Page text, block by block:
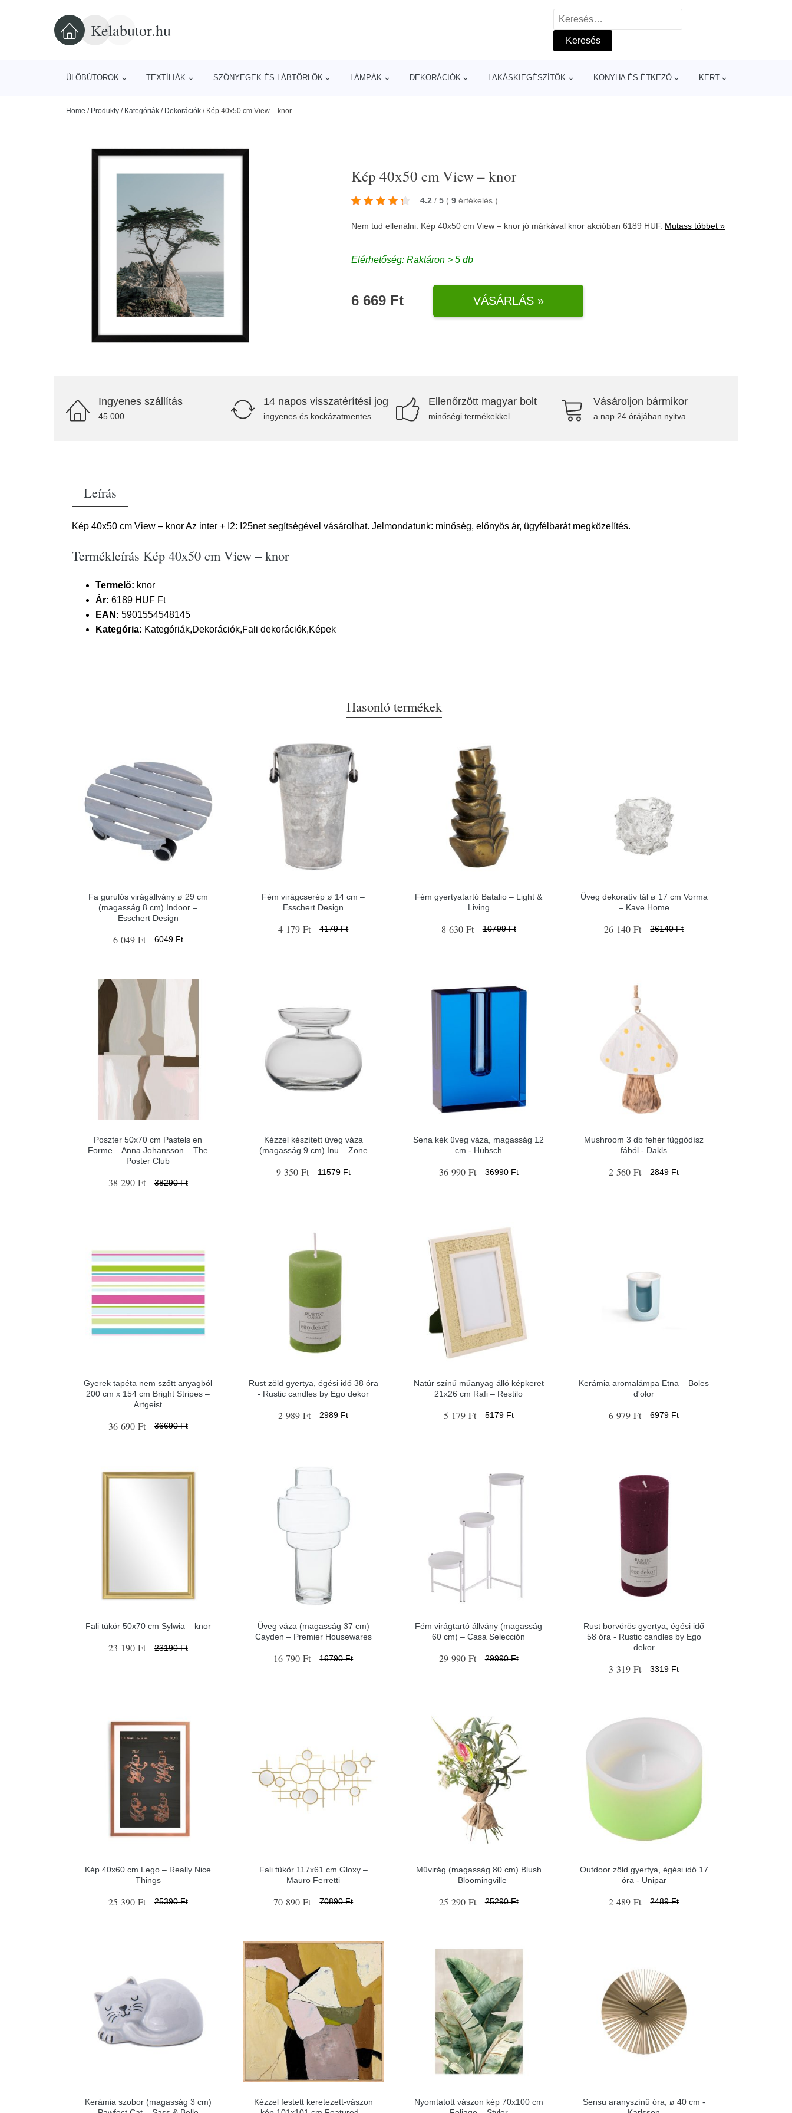
Kelabutor.hu
Keresés:
ÜLŐBÚTOROK TEXTÍLIÁK SZŐNYEGEK ÉS LÁBTÖRLŐK LÁMPÁK DEKORÁCIÓK LAKÁSKIEGÉSZÍTŐK KONYHA ÉS ÉTKEZŐ KERT
Home / Produkty / Kategóriák / Dekorációk / Kép 40x50 cm View – knor
Kép 40x50 cm View – knor
4.2 / 5 ( 9 értékelés)
Nem tud ellenálni: Kép 40x50 cm View – knor jó márkával knor akcióban 6189 HUF. Mutass többet »
Elérhetőség: Raktáron > 5 db
6 669 Ft VÁSÁRLÁS »
Ingyenes szállítás
45.000
14 napos visszatérítési jog
ingyenes és kockázatmentes
Ellenőrzött magyar bolt
minőségi termékekkel
Vásároljon bármikor
a nap 24 órájában nyitva
Leírás
Kép 40x50 cm View – knor Az inter + I2: I25net segítségével vásárolhat. Jelmondatunk: minőség, előnyös ár, ügyfélbarát megközelítés.
Termékleírás Kép 40x50 cm View – knor
Termelő: knor
Ár: 6189 HUF Ft
EAN: 5901554548145
Kategória: Kategóriák,Dekorációk,Fali dekorációk,Képek
Hasonló termékek
Fa gurulós virágállvány ø 29 cm
(magasság 8 cm) Indoor –
Esschert Design
6 049 Ft 6049 Ft
Fém virágcserép ø 14 cm –
Esschert Design
4 179 Ft 4179 Ft
Fém gyertyatartó Batalio – Light &
Living
8 630 Ft 10799 Ft
Üveg dekoratív tál ø 17 cm Vorma
– Kave Home
26 140 Ft 26140 Ft
Poszter 50x70 cm Pastels en
Forme – Anna Johansson – The
Poster Club
38 290 Ft 38290 Ft
Kézzel készített üveg váza
(magasság 9 cm) Inu – Zone
9 350 Ft 11579 Ft
Sena kék üveg váza, magasság 12
cm - Hübsch
36 990 Ft 36990 Ft
Mushroom 3 db fehér függődísz
fából - Dakls
2 560 Ft 2849 Ft
Gyerek tapéta nem szőtt anyagból
200 cm x 154 cm Bright Stripes –
Artgeist
36 690 Ft 36690 Ft
Rust zöld gyertya, égési idő 38 óra
- Rustic candles by Ego dekor
2 989 Ft 2989 Ft
Natúr színű műanyag álló képkeret
21x26 cm Rafi – Restilo
5 179 Ft 5179 Ft
Kerámia aromalámpa Etna – Boles
d'olor
6 979 Ft 6979 Ft
Fali tükör 50x70 cm Sylwia – knor
23 190 Ft 23190 Ft
Üveg váza (magasság 37 cm)
Cayden – Premier Housewares
16 790 Ft 16790 Ft
Fém virágtartó állvány (magasság
60 cm) – Casa Selección
29 990 Ft 29990 Ft
Rust borvörös gyertya, égési idő
58 óra - Rustic candles by Ego
dekor
3 319 Ft 3319 Ft
Kép 40x60 cm Lego – Really Nice
Things
25 390 Ft 25390 Ft
Fali tükör 117x61 cm Gloxy –
Mauro Ferretti
70 890 Ft 70890 Ft
Művirág (magasság 80 cm) Blush
– Bloomingville
25 290 Ft 25290 Ft
Outdoor zöld gyertya, égési idő 17
óra - Unipar
2 489 Ft 2489 Ft
Kerámia szobor (magasság 3 cm)
Kézzel festett keretezett-vászon
Nyomtatott vászon kép 70x100 cm
Sensu aranyszínű óra, ø 40 cm -